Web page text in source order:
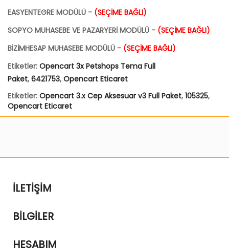
EASYENTEGRE MODÜLÜ - (SEÇİME BAĞLI)
SOPYO MUHASEBE VE PAZARYERİ MODÜLÜ - (SEÇİME BAĞLI)
BİZİMHESAP MUHASEBE MODÜLÜ - (SEÇİME BAĞLI)
Etiketler: Opencart 3x Petshops Tema Full
Paket, 6421753, Opencart Eticaret
Etiketler: Opencart 3.x Cep Aksesuar v3 Full Paket, 105325,
Opencart Eticaret
İLETIŞIM
BILGILER
HESABIM